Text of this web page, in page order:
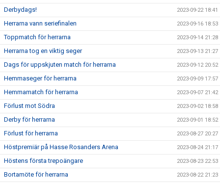
Derbydags! 2023-09-22 18:41
Herrarna vann seriefinalen 2023-09-16 18:53
Toppmatch för herrarna 2023-09-14 21:28
Herrarna tog en viktig seger 2023-09-13 21:27
Dags för uppskjuten match för herrarna 2023-09-12 20:52
Hemmaseger för herrarna 2023-09-09 17:57
Hemmamatch för herrarna 2023-09-07 21:42
Förlust mot Södra 2023-09-02 18:58
Derby för herrarna 2023-09-01 18:52
Förlust för herrarna 2023-08-27 20:27
Höstpremiär på Hasse Rosanders Arena 2023-08-24 21:17
Höstens första trepoängare 2023-08-23 22:53
Bortamöte för herrarna 2023-08-22 21:23